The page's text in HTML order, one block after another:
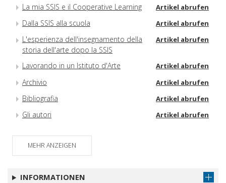
La mia SSIS e il Cooperative Learning Artikel abrufen
Dalla SSIS alla scuola Artikel abrufen
L'esperienza dell'insegnamento della
storia dell'arte dopo la SSIS
Artikel abrufen
Lavorando in un Istituto d'Arte Artikel abrufen
Archivio Artikel abrufen
Bibliografia Artikel abrufen
Gli autori Artikel abrufen
MEHR ANZEIGEN
INFORMATIONEN